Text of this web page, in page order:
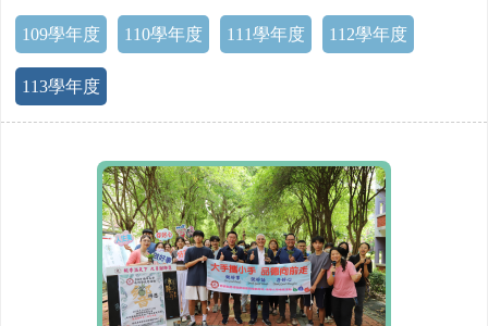
109學年度 110學年度 111學年度 112學年度
113學年度